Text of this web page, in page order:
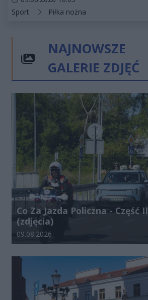
Kategorie artykułu:
Sport Piłka nożna
NAJNOWSZE
GALERIE ZDJĘĆ
Co Za Jazda Policzna - Część II
(zdjęcia)
Data dodania galerii:
09.08.2026